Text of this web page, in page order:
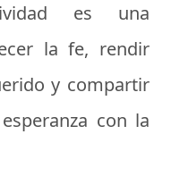
es una
la fe, rendir
y compartir
con la